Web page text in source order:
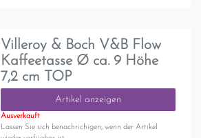
Villeroy & Boch V&B Flow
Kaffeetasse Ø ca. 9 Höhe
7,2 cm TOP
Artikel anzeigen
Ausverkauft
Lassen Sie sich benachrichigen, wenn der Artikel